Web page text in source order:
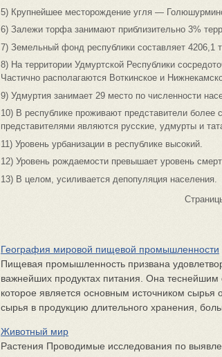
5) Крупнейшее месторождение угля —
6) Залежи торфа занимают приблизительно 3%
7) Земельный фонд республики составляет 4206,1
8) На территории Удмуртской Республики
Частично располагаются Воткинское и
9) Удмуртия занимает 29 место по численности
10) В республике проживают представители более
представителями являются русские, удмурты и
11) Уровень урбанизации в республике высокий.
12) Уровень рождаемости превышает уровень
13) В целом, усиливается депопуляция населения.
География мировой пищевой промышленности
Пищевая промышленность призвана
важнейших продуктах питания. Она теснейшим
которое является основным источником сырья
сырья в продукцию длительного хранения,
Животный мир
Растения Проводимые исследования по